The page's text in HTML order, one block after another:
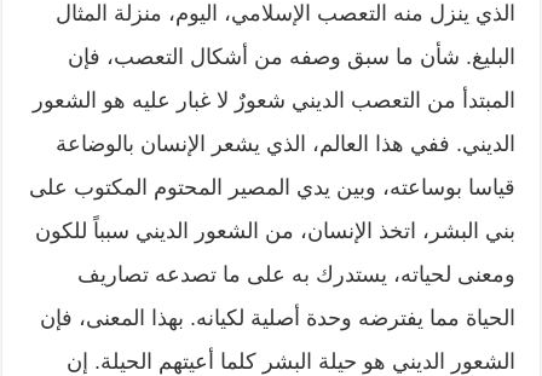
الذي ينزل منه التعصب الإسلامي، اليوم، منزلة المثال
البليغ. شأن ما سبق وصفه من أشكال التعصب، فإن
المبتدأ من التعصب الديني شعورٌ لا غبار عليه هو الشعور
الديني. ففي هذا العالم، الذي يشعر الإنسان بالوضاعة
قياسا بوساعته، وبين يدي المصير المحتوم المكتوب على
بني البشر، اتخذ الإنسان، من الشعور الديني سبباً للكون
ومعنى لحياته، يستدرك به على ما تصدعه تصاريف
الحياة مما يفترضه وحدة أصلية لكيانه. بهذا المعنى، فإن
الشعور الديني هو حيلة البشر كلما أعيتهم الحيلة. إن